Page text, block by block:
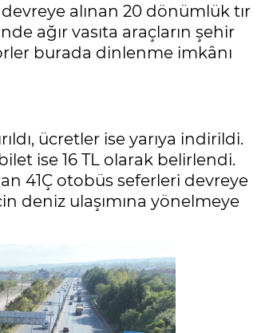
alınan 20 dönümlük tır
ağır vasıta araçların şehir
burada dinlenme imkânı
ücretler ise yarıya indirildi.
ise 16 TL olarak belirlendi.
41Ç otobüs seferleri devreye
deniz ulaşımına yönelmeye